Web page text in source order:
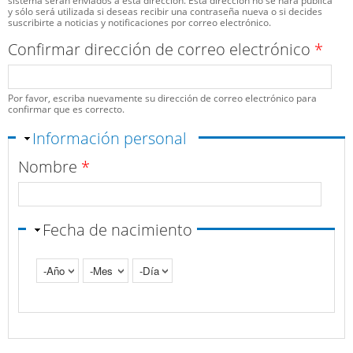
y sólo será utilizada si deseas recibir una contraseña nueva o si decides
suscribirte a noticias y notificaciones por correo electrónico.
Confirmar dirección de correo electrónico *
Por favor, escriba nuevamente su dirección de correo electrónico para
confirmar que es correcto.
Ocultar
Información personal
Nombre *
Fecha de nacimiento
Año
Mes Día